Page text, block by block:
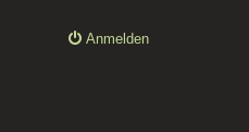
Anmelden